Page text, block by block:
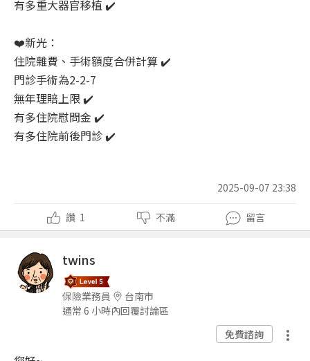
有多重大器官移植 ✔️
❤️新光：
住院雜費、手術額度合併計算 ✔️
門診手術為2-2-7
無年理賠上限 ✔️
有多住院慰問金 ✔️
有多住院前後門診 ✔️
2025-09-07 23:38
讚 1 不滿 留言
twins
保險業務員
台南市
通常 6 小時內回覆討論區
免費諮詢